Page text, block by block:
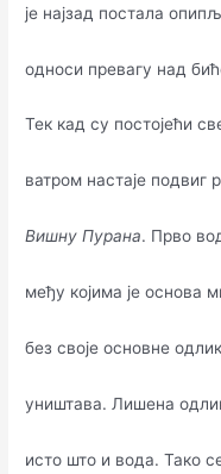
је најзад постала
односи превагу над
Тек кад су постојећи
ватром настаје
Вишну Пурана. Прво
међу којима је основа
без своје основне
уништава. Лишена
исто што и вода. Тако